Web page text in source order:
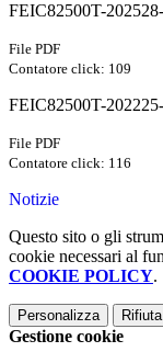
FEIC82500T-
File PDF
Contatore click: 109
FEIC82500T-
File PDF
Contatore click: 116
Notizie
Questo sito o gli
cookie necessari al
COOKIE POLICY.
Personalizza
Gestione cookie